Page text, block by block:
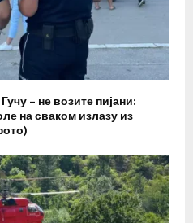
– не возите пијани:
на сваком излазу из